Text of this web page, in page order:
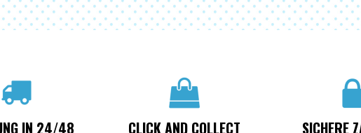
IN 24/48
CLICK AND COLLECT SICHERE